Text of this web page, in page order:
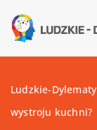
Ludzkie-Dylematy
wystroju kuchni?